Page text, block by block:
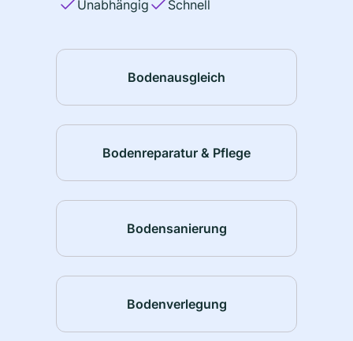
Unabhängig
Schnell
Bodenausgleich
Bodenreparatur & Pflege
Bodensanierung
Bodenverlegung